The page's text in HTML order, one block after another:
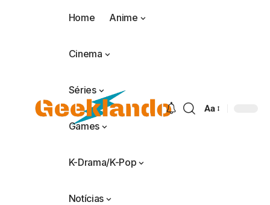
Home Anime
Cinema
Séries
Games
K-Drama/K-Pop
Notícias
Aa